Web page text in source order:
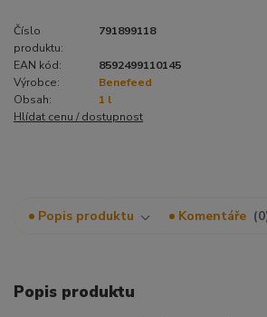
Číslo
produktu:
791899118
EAN kód:
8592499110145
Výrobce:
Benefeed
Obsah:
1 l
Hlídat cenu / dostupnost
Popis produktu Komentáře 0
Popis produktu